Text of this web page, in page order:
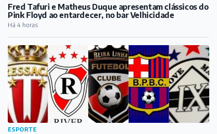
Fred Tafuri e Matheus Duque apresentam clássicos do
Pink Floyd ao entardecer, no bar Velhicidade
Há 4 horas
ESPORTE